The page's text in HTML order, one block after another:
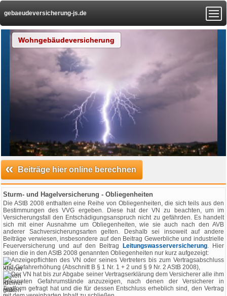
gebaeudeversicherung-js.de
Wohngebäudeversicherung
« Beiträge hier online berechnen
Sturm- und Hagelversicherung - Obliegenheiten
Die AStB 2008 enthalten eine Reihe von Obliegenheiten, die sich teils aus den
Bestimmungen des VVG ergeben. Diese hat der VN zu beachten, um im
Versicherungsfall den Entschädigungsanspruch nicht zu gefährden. Es handelt
sich mit einer Ausnahme um Obliegenheiten, wie sie auch nach den AVB
anderer Sachversicherungsarten gelten. Deshalb sei insoweit auf andere
Beiträge verwiesen, insbesondere auf den Beitrag Gewerbliche und industrielle
Feuerversicherung und auf den Beitrag
Leitungswasserversicherung. Hier
seien die in den AStB 2008 genannten Obliegenheiten nur kurz aufgezeigt:
Anzeigepflichten des VN oder seines Vertreters bis zum Vertragsabschluss
und Gefahrerhöhung (Abschnitt B § 1 Nr. 1 + 2 und § 9 Nr. 2 AStB 2008),
Der VN hat bis zur Abgabe seiner Vertragserklärung dem Versicherer alle ihm
bekannten Gefahrumstände anzuzeigen, nach denen der Versicherer in
Textform gefragt hat und die für dessen Entschluss erheblich sind, den Vertrag